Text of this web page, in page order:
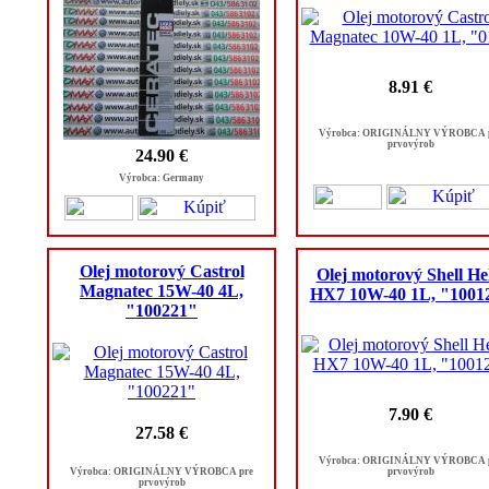
24.90 €
Výrobca: Germany
8.91 €
Výrobca: ORIGINÁLNY VÝROBCA
prvovýrob
Olej motorový Castrol
Magnatec 15W-40 4L,
"100221"
27.58 €
Výrobca: ORIGINÁLNY VÝROBCA pre
prvovýrob
Olej motorový Shell
HX7 10W-40 1L,
7.90 €
Výrobca: ORIGINÁLNY VÝROBCA
prvovýrob